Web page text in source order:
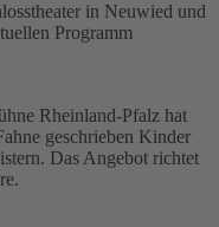
in Neuwied und
Programm
Rheinland-Pfalz hat
geschrieben Kinder
Das Angebot richtet